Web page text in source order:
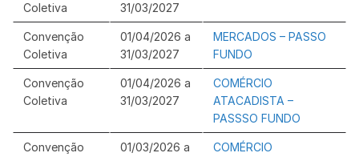
Coletiva
31/03/2027
Convenção
Coletiva
01/04/2026 a
31/03/2027
MERCADOS – PASSO
FUNDO
Convenção
Coletiva
01/04/2026 a
31/03/2027
COMÉRCIO
ATACADISTA –
PASSSO FUNDO
Convenção
01/03/2026 a
COMÉRCIO